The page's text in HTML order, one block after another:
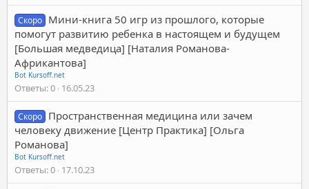
Скоро Мини-книга 50 игр из прошлого, которые
помогут развитию ребенка в настоящем и будущем
[Большая медведица] [Наталия Романова-
Африкантова]
Bot Kursoff.net
Ответы 0 16.05.23
Скоро Пространственная медицина или зачем
человеку движение [Центр Практика] [Ольга
Романова]
Bot Kursoff.net
Ответы 0 17.10.23